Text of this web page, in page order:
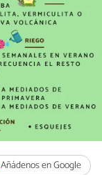
Añádenos en Google